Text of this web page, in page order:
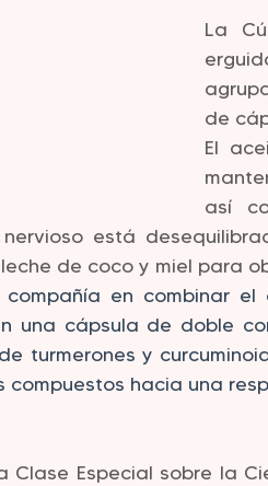
La
de
El
así
está
de coco y miel para
compañía en combinar
una cápsula de doble
turmerones y
compuestos hacia una
Clase Especial sobre la